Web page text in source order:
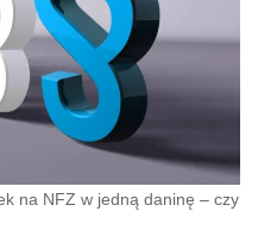
na NFZ w jedną daninę – czy